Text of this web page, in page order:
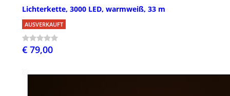
Lichterkette, 3000 LED, warmweiß, 33 m
AUSVERKAUFT
€ 79,00